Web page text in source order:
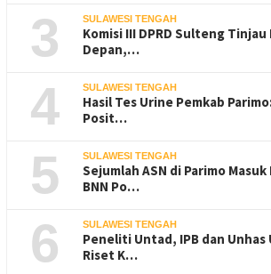
3 SULAWESI TENGAH
Komisi III DPRD Sulteng Tinjau
Depan,…
4 SULAWESI TENGAH
Hasil Tes Urine Pemkab
Posit…
5 SULAWESI TENGAH
Sejumlah ASN di Parimo
BNN Po…
6 SULAWESI TENGAH
Peneliti Untad, IPB dan Unhas
Riset K…